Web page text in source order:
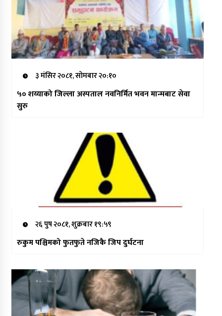
३ मंसिर २०८१, सोमबार २०:१०
५० शय्याको जिल्ला अस्पताल नवनिर्मित भवन मान्मबाट सेवा
सुरु
२६ पुष २०८१, शुक्रबार १९:५९
रुकुम पश्चिमको फुतफुते नजिकै जिप दुर्घटना